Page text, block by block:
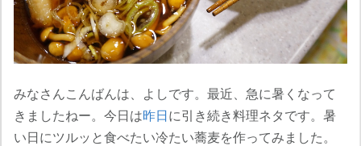
みなさんこんばんは、よしです。最近、急に暑くなって
きましたねー。今日は昨日 に引き続き料理ネタです。暑
い日にツルッと食べたい冷たい蕎麦を作ってみました。